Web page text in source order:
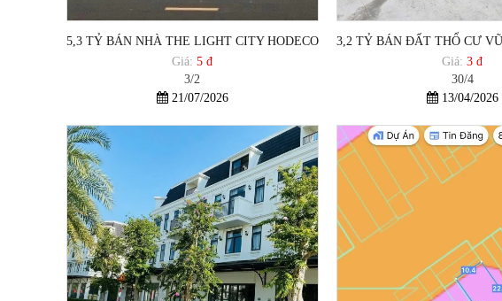
5,3 TỶ BÁN NHÀ THE LIGHT CITY HODECO
Giá: 5 đ
3/2
21/07/2026
Giá: 3 đ
30/4
13/04/2026